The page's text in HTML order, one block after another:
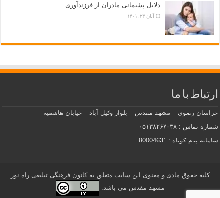
دلایل پشیمانی مادران از فرزندآوری
آبان ۲۳, ۱۴۰۱
ارتباط با ما
خراسان رضوی – مشهد مقدس – بلوار وکیل آباد – خیابان هاشمیه
شماره تماس : ۰۵۱۳۸۲۶۷۰۳۸
سامانه پیام کوتاه : 90004631
کلیه حقوق مادی و معنوی این سایت متعلق به کانون فرهنگی تبلیغی راه نور
مشهد مقدس می باشد.